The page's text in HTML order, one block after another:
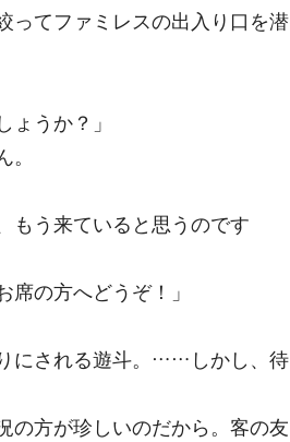
てファミレスの出入り口を潜
うか？」
もう来ていると思うのです
の方へどうぞ！」
にされる遊斗。……しかし、待
の方が珍しいのだから。客の友